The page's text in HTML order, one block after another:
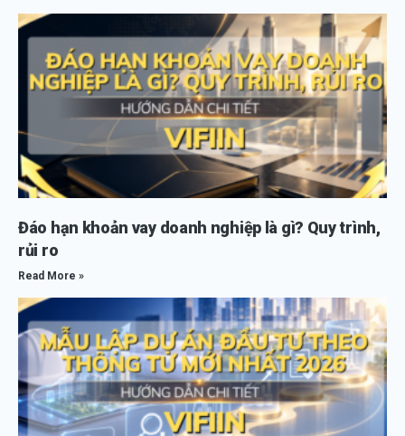
Đáo hạn khoản vay doanh nghiệp là gì? Quy trình,
rủi ro
Read More »